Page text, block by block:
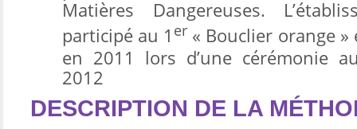
Matières Dangereuses.
participé au 1 er « Bouclier orange
en 2011 lors d’une cérémonie
2012
DESCRIPTION DE LA